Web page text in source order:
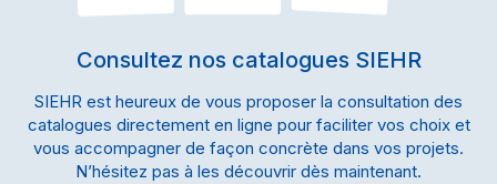
Consultez nos catalogues SIEHR
SIEHR est heureux de vous proposer la consultation des
catalogues directement en ligne pour faciliter vos choix et
vous accompagner de façon concrète dans vos projets.
N’hésitez pas à les découvrir dès maintenant.